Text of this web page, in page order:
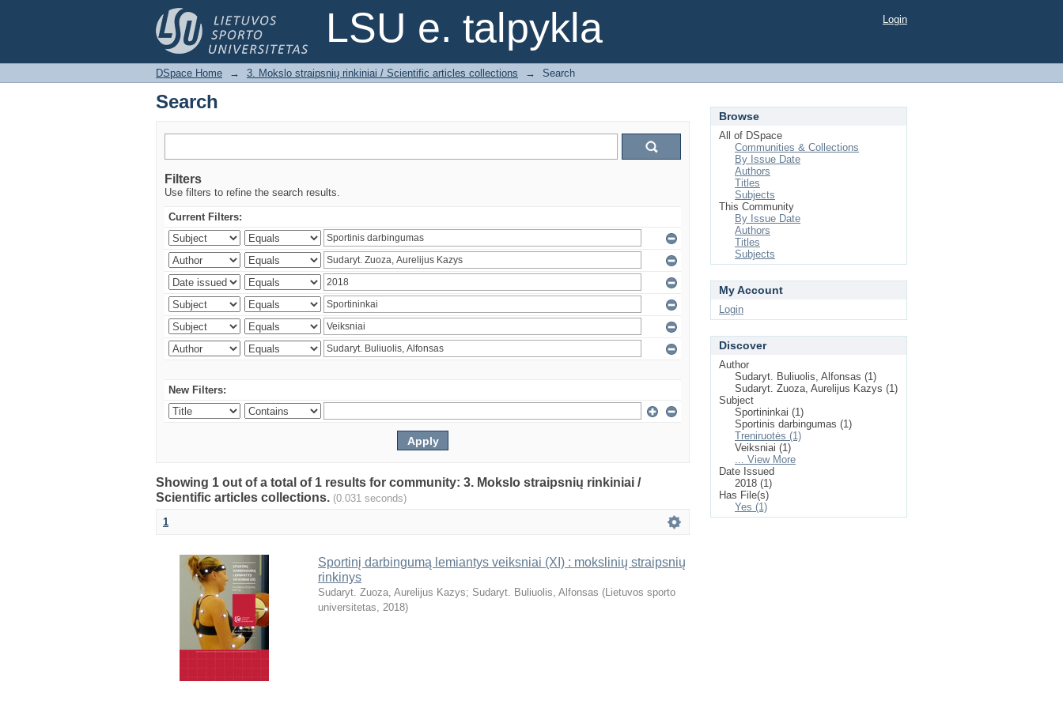
LSU e. talpykla
Search Login
DSpace Home → 3. Mokslo straipsnių rinkiniai / Scientific articles collections → Search
Search
Filters
Use filters to refine the search results.
Current Filters:
New Filters:
Showing 1 out of a total of 1 results for community: 3. Mokslo straipsnių rinkiniai /
Scientific articles collections. (0.031 seconds)
1
Sportinį darbingumą lemiantys veiksniai (XI) : mokslinių straipsnių
rinkinys
Sudaryt. Zuoza, Aurelijus Kazys; Sudaryt. Buliuolis, Alfonsas (Lietuvos sporto
universitetas, 2018)
Browse
All of DSpace
Communities & Collections
By Issue Date
Authors
Titles
Subjects
This Community
By Issue Date
Authors
Titles
Subjects
My Account
Login
Discover
Author
Sudaryt. Buliuolis, Alfonsas (1)
Sudaryt. Zuoza, Aurelijus Kazys (1)
Subject
Sportininkai (1)
Sportinis darbingumas (1)
Treniruotės (1)
Veiksniai (1)
... View More
Date Issued
2018 (1)
Has File(s)
Yes (1)